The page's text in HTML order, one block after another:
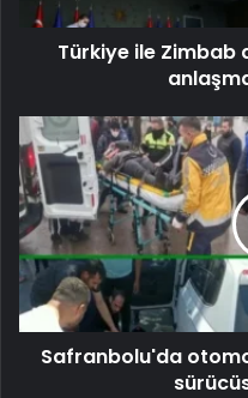
Türkiye ile Zimbab
Safranbolu'da